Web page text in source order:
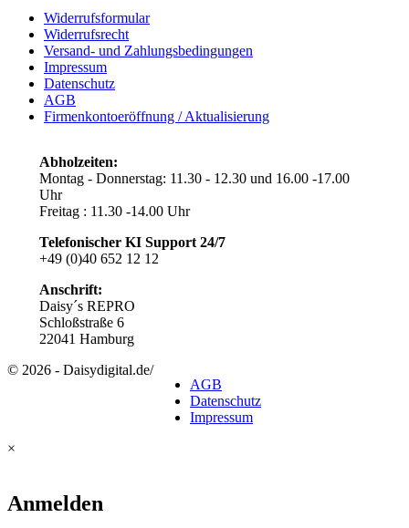
Widerrufsformular
Widerrufsrecht
Versand- und Zahlungsbedingungen
Impressum
Datenschutz
AGB
Firmenkontoeröffnung / Aktualisierung
Abholzeiten:
Montag - Donnerstag: 11.30 - 12.30 und 16.00 -17.00
Uhr
Freitag : 11.30 -14.00 Uhr
Telefonischer KI Support 24/7
+49 (0)40 652 12 12
Anschrift:
Daisy´s REPRO
Schloßstraße 6
22041 Hamburg
© 2026 - Daisydigital.de/
AGB
Datenschutz
Impressum
×
Anmelden